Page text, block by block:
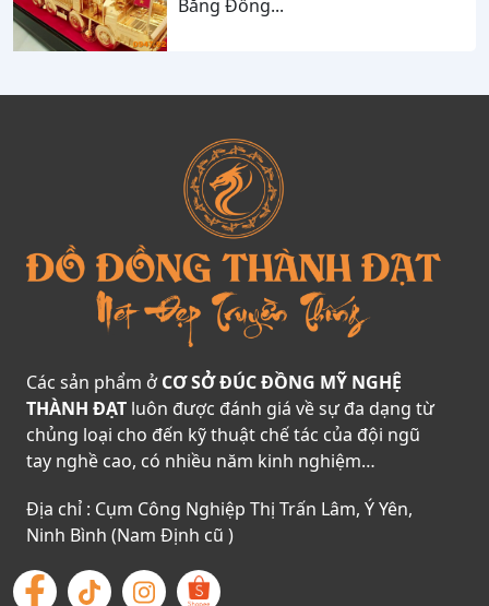
Bằng Đồng...
Các sản phẩm ởCƠ SỞ ĐÚC ĐỒNG MỸ NGHỆ
THÀNH ĐẠT luôn được đánh giá về sự đa dạng từ
chủng loại cho đến kỹ thuật chế tác của đội ngũ
tay nghề cao, có nhiều năm kinh nghiệm…
Địa chỉ : Cụm Công Nghiệp Thị Trấn Lâm, Ý Yên,
Ninh Bình (Nam Định cũ )